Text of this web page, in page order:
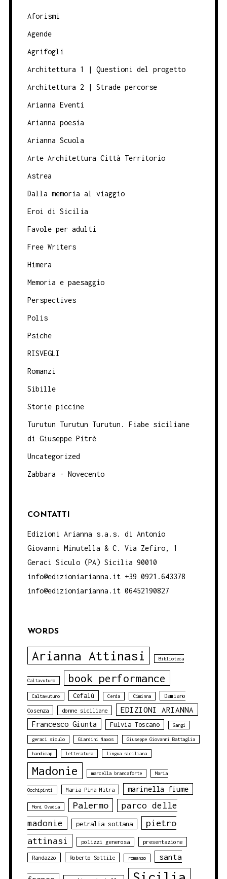
Aforismi
Agende
Agrifogli
Architettura 1 | Questioni del progetto
Architettura 2 | Strade percorse
Arianna Eventi
Arianna poesia
Arianna Scuola
Arte Architettura Città Territorio
Astrea
Dalla memoria al viaggio
Eroi di Sicilia
Favole per adulti
Free Writers
Himera
Memoria e paesaggio
Perspectives
Polis
Psiche
RISVEGLI
Romanzi
Sibille
Storie piccine
Turutun Turutun Turutun. Fiabe siciliane
di Giuseppe Pitrè
Uncategorized
Zabbara - Novecento
CONTATTI
Edizioni Arianna s.a.s. di Antonio
Giovanni Minutella & C. Via Zefiro, 1
Geraci Siculo (PA) Sicilia 90010
info@edizioniarianna.it +39 0921.643378
info@edizioniarianna.it 06452190827
WORDS
Arianna Attinasi Biblioteca
Caltavuturo book performance
Caltavuturo Cefalù Cerda Ciminna Damiano
Cosenza donne siciliane EDIZIONI ARIANNA
Francesco Giunta Fulvia Toscano Gangi
geraci siculo Giardini Naxos Giuseppe Giovanni Battaglia
handicap letteratura lingua siciliana
Madonie marcella brancaforte Maria
Occhipinti Maria Pina Mitra marinella fiume
Moni Ovadia Palermo
parco delle
madonie
petralia sottana
pietro
attinasi
polizzi generosa presentazione
Randazzo Roberto Sottile romanzo santa